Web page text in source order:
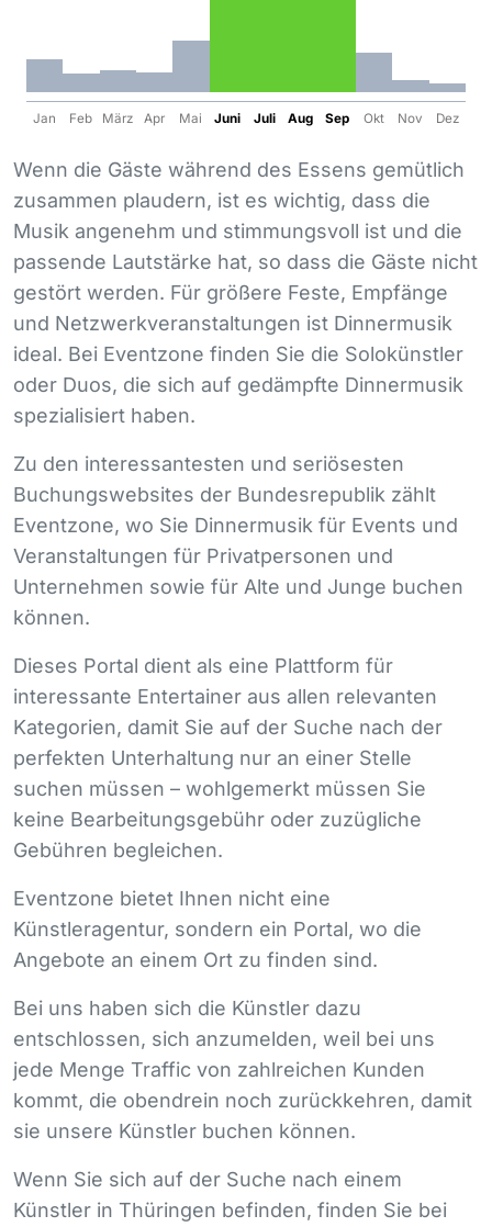
Jan Feb März Apr Mai Juni Juli Aug Sep Okt Nov Dez
Wenn die Gäste während des Essens gemütlich
zusammen plaudern, ist es wichtig, dass die
Musik angenehm und stimmungsvoll ist und die
passende Lautstärke hat, so dass die Gäste nicht
gestört werden. Für größere Feste, Empfänge
und Netzwerkveranstaltungen ist Dinnermusik
ideal. Bei Eventzone finden Sie die Solokünstler
oder Duos, die sich auf gedämpfte Dinnermusik
spezialisiert haben.
Zu den interessantesten und seriösesten
Buchungswebsites der Bundesrepublik zählt
Eventzone, wo Sie Dinnermusik für Events und
Veranstaltungen für Privatpersonen und
Unternehmen sowie für Alte und Junge buchen
können.
Dieses Portal dient als eine Plattform für
interessante Entertainer aus allen relevanten
Kategorien, damit Sie auf der Suche nach der
perfekten Unterhaltung nur an einer Stelle
suchen müssen – wohlgemerkt müssen Sie
keine Bearbeitungsgebühr oder zuzügliche
Gebühren begleichen.
Eventzone bietet Ihnen nicht eine
Künstleragentur, sondern ein Portal, wo die
Angebote an einem Ort zu finden sind.
Bei uns haben sich die Künstler dazu
entschlossen, sich anzumelden, weil bei uns
jede Menge Traffic von zahlreichen Kunden
kommt, die obendrein noch zurückkehren, damit
sie unsere Künstler buchen können.
Wenn Sie sich auf der Suche nach einem
Künstler in Thüringen befinden, finden Sie bei